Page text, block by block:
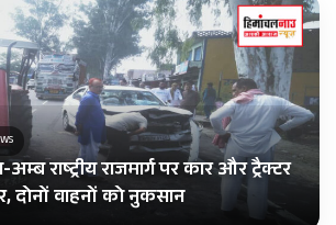
राष्ट्रीय राजमार्ग पर कार और ट्रैक्टर
दोनों वाहनों को नुकसान